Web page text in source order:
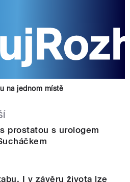
na jednom místě
prostatou s urologem
I v závěru života lze